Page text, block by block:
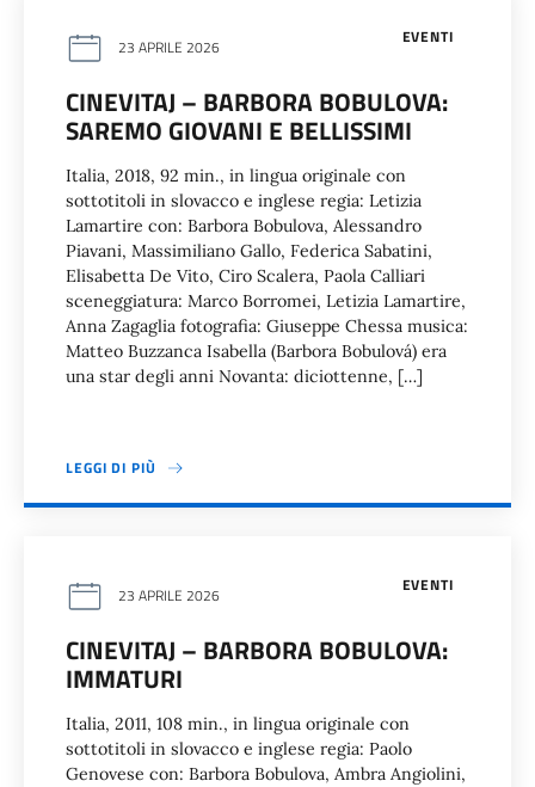
EVENTI
23 APRILE 2026
CINEVITAJ – BARBORA BOBULOVA:
SAREMO GIOVANI E BELLISSIMI
Italia, 2018, 92 min., in lingua originale con
sottotitoli in slovacco e inglese regia: Letizia
Lamartire con: Barbora Bobulova, Alessandro
Piavani, Massimiliano Gallo, Federica Sabatini,
Elisabetta De Vito, Ciro Scalera, Paola Calliari
sceneggiatura: Marco Borromei, Letizia Lamartire,
Anna Zagaglia fotografia: Giuseppe Chessa musica:
Matteo Buzzanca Isabella (Barbora Bobulová) era
una star degli anni Novanta: diciottenne, […]
LEGGI DI PIÙ
EVENTI
23 APRILE 2026
CINEVITAJ – BARBORA BOBULOVA:
IMMATURI
Italia, 2011, 108 min., in lingua originale con
sottotitoli in slovacco e inglese regia: Paolo
Genovese con: Barbora Bobulova, Ambra Angiolini,